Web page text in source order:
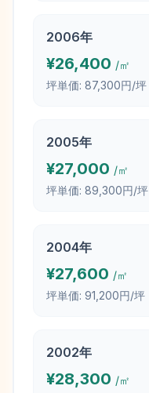
2006年
¥26,400 /㎡
坪単価: 87,300円/坪
2005年
¥27,000 /㎡
坪単価: 89,300円/坪
2004年
¥27,600 /㎡
坪単価: 91,200円/坪
2002年
¥28,300 /㎡